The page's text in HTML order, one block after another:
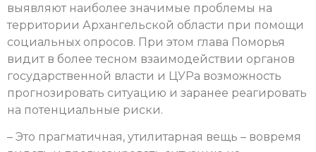
выявляют наиболее значимые проблемы на
территории Архангельской области при помощи
социальных опросов. При этом глава Поморья
видит в более тесном взаимодействии органов
государственной власти и ЦУРа возможность
прогнозировать ситуацию и заранее реагировать
на потенциальные риски.
– Это прагматичная, утилитарная вещь – вовремя